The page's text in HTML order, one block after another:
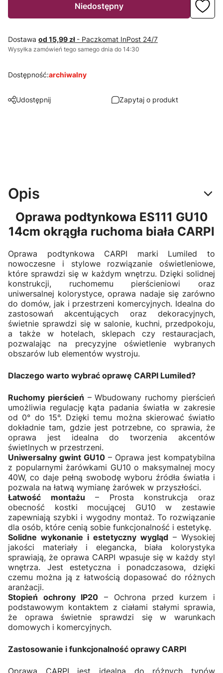
Niedostępny
Dostawa od 15,99 zł - Paczkomat InPost 24/7
Wysyłka zamówień tego samego dnia do 14:30
Dostępność:archiwalny
Udostępnij Zapytaj o produkt
Opis
Oprawa podtynkowa ES111 GU10
14cm okrągła ruchoma biała CARPI
Oprawa podtynkowa CARPI marki Lumiled to
nowoczesne i stylowe rozwiązanie oświetleniowe,
które sprawdzi się w każdym wnętrzu. Dzięki solidnej
konstrukcji, ruchomemu pierścieniowi oraz
uniwersalnej kolorystyce, oprawa nadaje się zarówno
do domów, jak i przestrzeni komercyjnych. Idealna do
zastosowań akcentujących oraz dekoracyjnych,
świetnie sprawdzi się w salonie, kuchni, przedpokoju,
a także w hotelach, sklepach czy restauracjach,
pozwalając na precyzyjne oświetlenie wybranych
obszarów lub elementów wystroju.
Dlaczego warto wybrać oprawę CARPI Lumiled?
Ruchomy pierścień – Wbudowany ruchomy pierścień
umożliwia regulację kąta padania światła w zakresie
od 0° do 15°. Dzięki temu można skierować światło
dokładnie tam, gdzie jest potrzebne, co sprawia, że
oprawa jest idealna do tworzenia akcentów
świetlnych w przestrzeni.
Uniwersalny gwint GU10 – Oprawa jest kompatybilna
z popularnymi żarówkami GU10 o maksymalnej mocy
40W, co daje pełną swobodę wyboru źródła światła i
pozwala na łatwą wymianę żarówek w przyszłości.
Łatwość montażu – Prosta konstrukcja oraz
obecność kostki mocującej GU10 w zestawie
zapewniają szybki i wygodny montaż. To rozwiązanie
dla osób, które cenią sobie funkcjonalność i estetykę.
Solidne wykonanie i estetyczny wygląd – Wysokiej
jakości materiały i elegancka, biała kolorystyka
sprawiają, że oprawa CARPI wpasuje się w każdy styl
wnętrza. Jest estetyczna i ponadczasowa, dzięki
czemu można ją z łatwością dopasować do różnych
aranżacji.
Stopień ochrony IP20 – Ochrona przed kurzem i
podstawowym kontaktem z ciałami stałymi sprawia,
że oprawa świetnie sprawdzi się w warunkach
domowych i komercyjnych.
Zastosowanie i funkcjonalność oprawy CARPI
Oprawa CARPI jest idealna do różnych typów